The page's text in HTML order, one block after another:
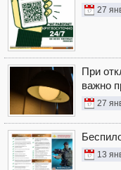
27
При
важно
27
13